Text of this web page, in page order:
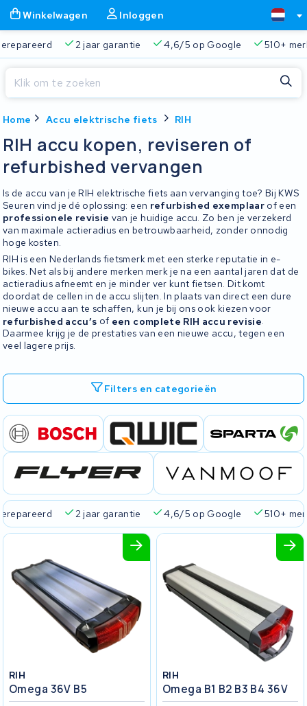
Winkelwagen Inloggen
4,6/5 op Google 510+ merken 825+ accu's
Home Accu elektrische fiets RIH
RIH accu kopen, reviseren of
refurbished vervangen
Is de accu van je RIH elektrische fiets aan vervanging toe? Bij KWS
Seuren vind je dé oplossing: een refurbished exemplaarof een
professionele revisie van je huidige accu. Zo ben je verzekerd
van maximale actieradius en betrouwbaarheid, zonder onnodig
hoge kosten.
RIH is een Nederlands fietsmerk met een sterke reputatie in e-
bikes. Net als bij andere merken merk je na een aantal jaren dat de
actieradius afneemt en je minder ver kunt fietsen. Dit komt
doordat de cellen in de accu slijten. In plaats van direct een dure
nieuwe accu aan te schaffen, kun je bij ons ook kiezen voor
refurbished accu’s of een complete RIH accu revisie.
Daarmee krijg je de prestaties van een nieuwe accu, tegen een
veel lagere prijs.
Filters en categorieën
4,6/5 op Google 510+ merken 825+ accu's
RIH
Omega 36V B5
RIH
Omega B1 B2 B3 B4 36V
Je winkelwagen is leeg.
Gratis verzending en ophaalservice 45.000+ accu's
Sluiten
Begin te typen in de zoekbalk om te zoeken